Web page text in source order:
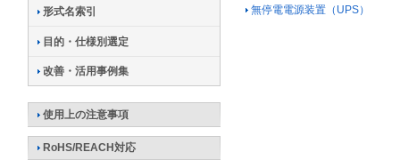
形式名索引
目的・仕様別選定
改善・活用事例集
使用上の注意事項
RoHS/REACH対応
無停電電源装置（UPS）